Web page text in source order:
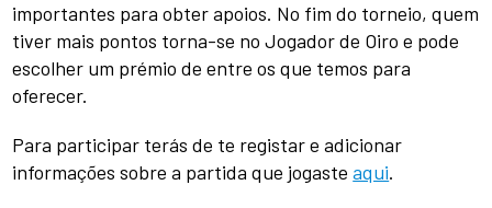
importantes para obter apoios. No fim do torneio, quem
tiver mais pontos torna-se no Jogador de Oiro e pode
escolher um prémio de entre os que temos para
oferecer.
Para participar terás de te registar e adicionar
informações sobre a partida que jogasteaqui.